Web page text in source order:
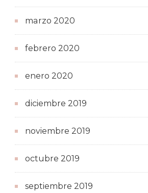
marzo 2020
febrero 2020
enero 2020
diciembre 2019
noviembre 2019
octubre 2019
septiembre 2019